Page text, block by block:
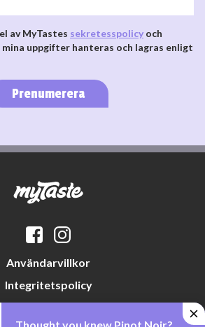
av MyTastes sekretesspolicy och
uppgifter hanteras och lagras enligt
Prenumerera
Användarvillkor
Integritetspolicy